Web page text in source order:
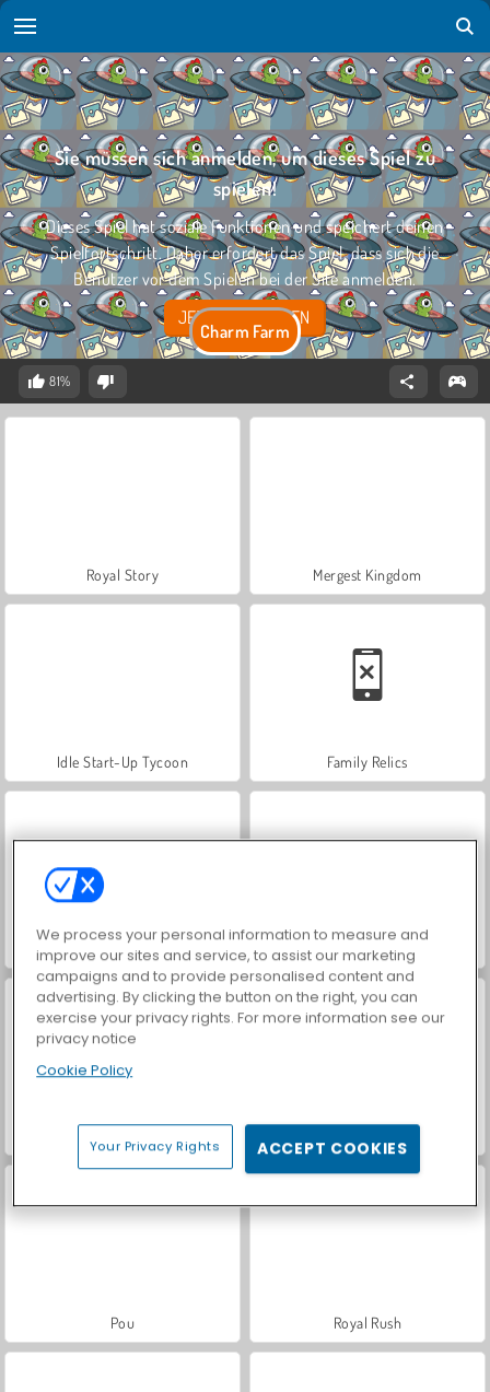
Charm Farm
Sie müssen sich anmelden, um dieses Spiel zu
spielen!
Dieses Spiel hat soziale Funktionen und speichert deinen
Spielfortschritt. Daher erfordert das Spiel, dass sich die
Benutzer vor dem Spielen bei der Site anmelden.
JETZT EINLOGGEN
81%
Royal Story Mergest Kingdom
Idle Start-Up Tycoon Family Relics
Goodgame Big Farm Let's Fish!
Pou Royal Rush
We process your personal information to measure and
improve our sites and service, to assist our marketing
campaigns and to provide personalised content and
advertising. By clicking the button on the right, you can
exercise your privacy rights. For more information see our
privacy notice
Cookie Policy
Your Privacy Rights ACCEPT COOKIES